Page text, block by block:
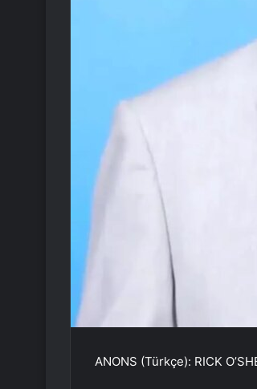
ANONS (Türkçe): RICK